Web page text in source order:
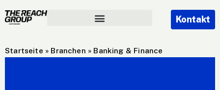
Kontakt
Startseite » Branchen » Banking & Finance